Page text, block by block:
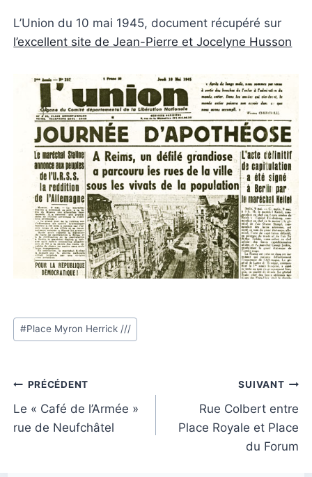
L’Union du 10 mai 1945, document récupéré sur
l’excellent site de Jean-Pierre et Jocelyne Husson
Étiquettes
de
publication :
#Place Myron Herrick ///
Navigation
de
l’article
PRÉCÉDENT
Le « Café de l’Armée »
rue de Neufchâtel
SUIVANT
Rue Colbert entre
Place Royale et Place
du Forum